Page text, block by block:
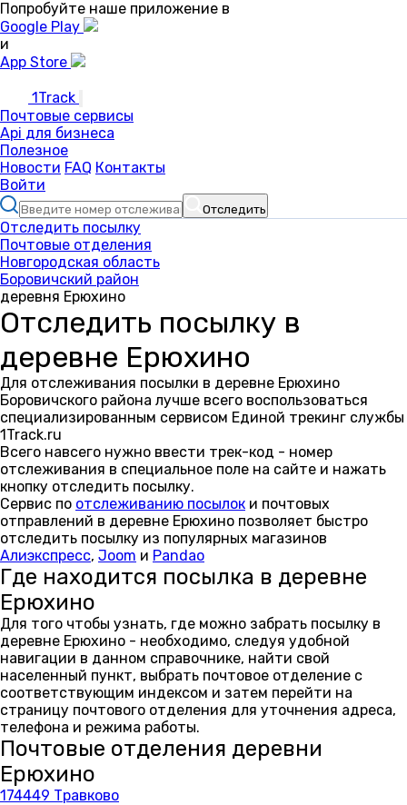
Попробуйте наше приложение в
Google Play
и
App Store
1Track
Почтовые сервисы
Api для бизнеса
Полезное
Новости FAQ Контакты
Войти
Отследить
Отследить посылку
Почтовые отделения
Новгородская область
Боровичский район
деревня Ерюхино
Отследить посылку в
деревне Ерюхино
Для отслеживания посылки в деревне Ерюхино
Боровичского района лучше всего воспользоваться
специализированным сервисом Единой трекинг службы
1Track.ru
Всего навсего нужно ввести трек-код - номер
отслеживания в специальное поле на сайте и нажать
кнопку отследить посылку.
Сервис по отслеживанию посылок и почтовых
отправлений в деревне Ерюхино позволяет быстро
отследить посылку из популярных магазинов
Алиэкспресс, Joom и Pandao
Где находится посылка в деревне
Ерюхино
Для того чтобы узнать, где можно забрать посылку в
деревне Ерюхино - необходимо, следуя удобной
навигации в данном справочнике, найти свой
населенный пункт, выбрать почтовое отделение с
соответствующим индексом и затем перейти на
страницу почтового отделения для уточнения адреса,
телефона и режима работы.
Почтовые отделения деревни
Ерюхино
174449 Травково